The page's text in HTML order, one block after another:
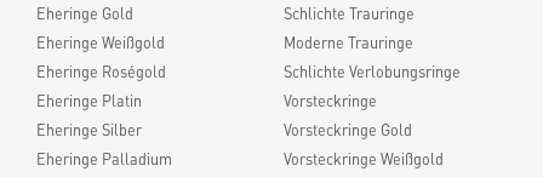
Eheringe Gold
Eheringe Weißgold
Eheringe Roségold
Eheringe Platin
Eheringe Silber
Eheringe Palladium
Schlichte Trauringe
Moderne Trauringe
Schlichte Verlobungsringe
Vorsteckringe
Vorsteckringe Gold
Vorsteckringe Weißgold